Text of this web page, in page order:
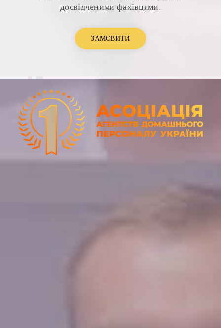
досвідченими фахівцями.
ЗАМОВИТИ